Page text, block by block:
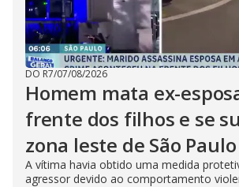
DO R7/07/08/2026
Homem mata ex-
frente dos filhos e se
zona leste de São Paulo
A vítima havia obtido uma medida
agressor devido ao comportamento